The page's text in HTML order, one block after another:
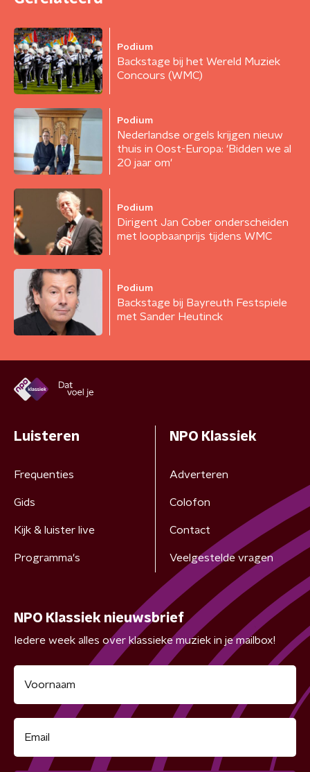
Podium
Backstage bij het Wereld Muziek
Concours (WMC)
Podium
Nederlandse orgels krijgen nieuw
thuis in Oost-Europa: 'Bidden we al
20 jaar om'
Podium
Dirigent Jan Cober onderscheiden
met loopbaanprijs tijdens WMC
Podium
Backstage bij Bayreuth Festspiele
met Sander Heutinck
Luisteren
Frequenties
Gids
Kijk & luister live
Programma's
NPO Klassiek
Adverteren
Colofon
Contact
Veelgestelde vragen
NPO Klassiek nieuwsbrief
Iedere week alles over klassieke muziek in je mailbox!